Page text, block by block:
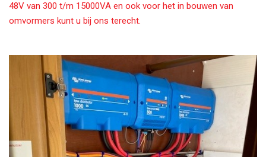
48V van 300 t/m 15000VA en ook voor het in bouwen van
omvormers kunt u bij ons terecht.